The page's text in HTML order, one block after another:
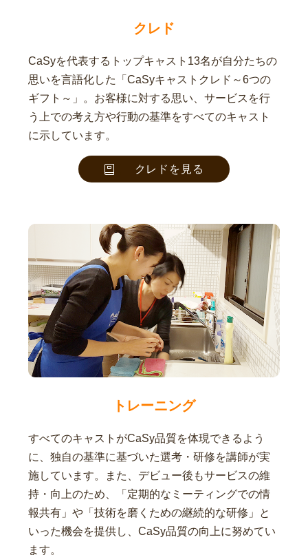
クレド
CaSyを代表するトップキャスト13名が自分たちの
思いを言語化した「CaSyキャストクレド～6つの
ギフト～」。お客様に対する思い、サービスを行
う上での考え方や行動の基準をすべてのキャスト
に示しています。
クレドを見る
トレーニング
すべてのキャストがCaSy品質を体現できるよう
に、独自の基準に基づいた選考・研修を講師が実
施しています。また、デビュー後もサービスの維
持・向上のため、「定期的なミーティングでの情
報共有」や「技術を磨くための継続的な研修」と
いった機会を提供し、CaSy品質の向上に努めてい
ます。